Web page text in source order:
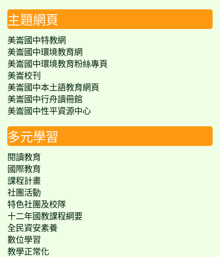
主題網頁
美崙國中特教網
美崙國中環境教育網
美崙國中環境教育粉絲專頁
美崙校刊
美崙國中本土語教育網頁
美崙國中行舟讀冊館
美崙國中性平資源中心
多元學習
閱讀教育
國際教育
課程計畫
社團活動
特色社團及校隊
十二年國教課程綱要
全民資安素養
數位學習
教學正常化